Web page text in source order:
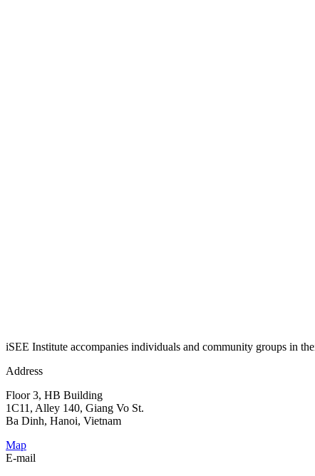
iSEE Institute accompanies individuals and community groups in
Address
Floor 3, HB Building
1C11, Alley 140, Giang Vo St.
Ba Dinh, Hanoi, Vietnam
Map
E-mail